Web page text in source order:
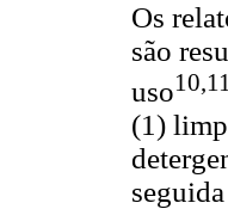
Os
são
uso
(1)